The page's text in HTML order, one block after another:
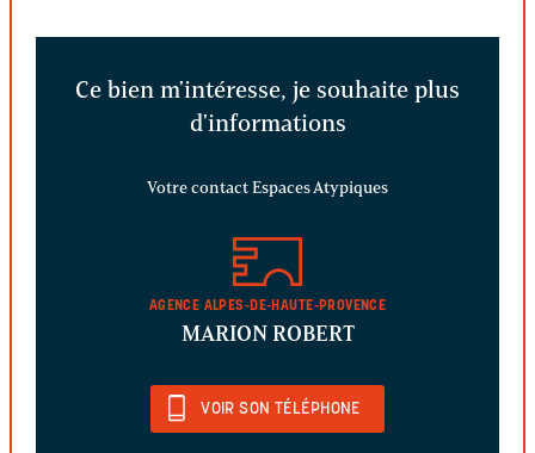
Ce bien m'intéresse, je souhaite plus
d'informations
Votre contact Espaces Atypiques
AGENCE ALPES-DE-HAUTE-PROVENCE
MARION ROBERT
VOIR SON TÉLÉPHONE